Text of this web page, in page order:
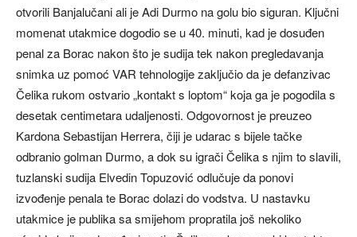
otvorili Banjalučani ali je Adi Durmo na golu bio siguran. Ključni
momenat utakmice dogodio se u 40. minuti, kad je dosuđen
penal za Borac nakon što je sudija tek nakon pregledavanja
snimka uz pomoć VAR tehnologije zaključio da je defanzivac
Čelika rukom ostvario „kontakt s loptom“ koja ga je pogodila s
desetak centimetara udaljenosti. Odgovornost je preuzeo
Kardona Sebastijan Herrera, čiji je udarac s bijele tačke
odbranio golman Durmo, a dok su igrači Čelika s njim to slavili,
tuzlanski sudija Elvedin Topuzović odlučuje da ponovi
izvođenje penala te Borac dolazi do vodstva. U nastavku
utakmice je publika sa smijehom propratila još nekoliko